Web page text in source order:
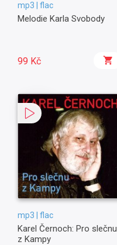
mp3 | flac
Melodie Karla Svobody
99 Kč
mp3 | flac
Karel Černoch: Pro slečnu
z Kampy